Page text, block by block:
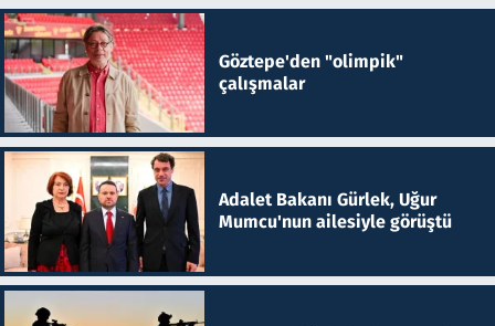
Göztepe'den "olimpik"
çalışmalar
Adalet Bakanı Gürlek, Uğur
Mumcu'nun ailesiyle görüştü